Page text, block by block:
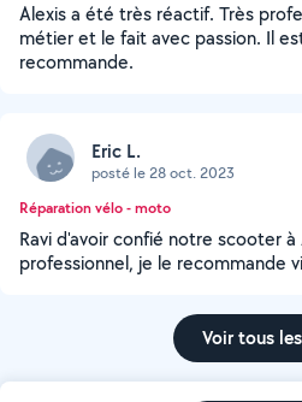
Alexis a été très réactif. Très
métier et le fait avec passion. Il
recommande.
Eric L.
posté le 28 oct. 2023
Réparation vélo - moto
Ravi d'avoir confié notre scooter
professionnel, je le recommande
Voir tous